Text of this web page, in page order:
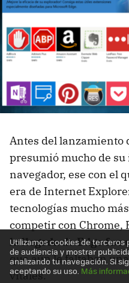
Antes del lanzamiento
presumió mucho de
navegador, ese con el
era de Internet
tecnologías mucho
competir con Chrome,
la llegada de Edge fue
que aún le faltaban
vitales.
Utilizamos cookies de
de audiencia y mostrar
analizando tu navegación. Si
aceptando su uso. Más